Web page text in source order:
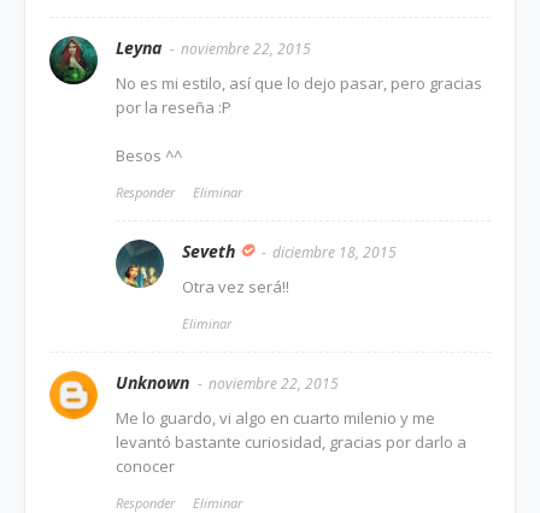
Leyna noviembre 22, 2015
No es mi estilo, así que lo dejo pasar, pero gracias
por la reseña :P
Besos ^^
Responder Eliminar
Seveth diciembre 18, 2015
Otra vez será!!
Eliminar
Unknown noviembre 22, 2015
Me lo guardo, vi algo en cuarto milenio y me
levantó bastante curiosidad, gracias por darlo a
conocer
Responder Eliminar